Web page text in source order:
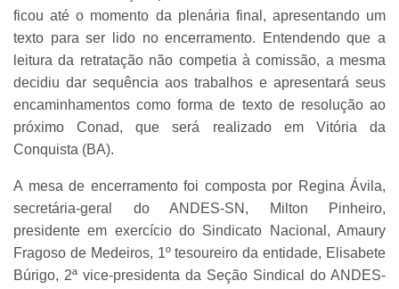
ficou até o momento da plenária final, apresentando um
texto para ser lido no encerramento. Entendendo que a
leitura da retratação não competia à comissão, a mesma
decidiu dar sequência aos trabalhos e apresentará seus
encaminhamentos como forma de texto de resolução ao
próximo Conad, que será realizado em Vitória da
Conquista (BA).
A mesa de encerramento foi composta por Regina Ávila,
secretária-geral do ANDES-SN, Milton Pinheiro,
presidente em exercício do Sindicato Nacional, Amaury
Fragoso de Medeiros, 1º tesoureiro da entidade, Elisabete
Búrigo, 2ª vice-presidenta da Seção Sindical do ANDES-